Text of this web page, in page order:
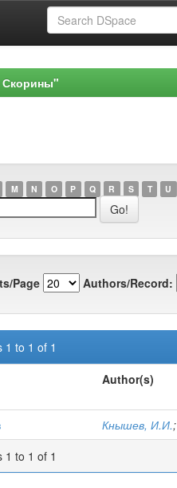
Скорины"
M N O P Q R S T U
Page Authors/Record:
1 to 1 of 1
Author(s)
Кнышев, И.И.;
1 to 1 of 1